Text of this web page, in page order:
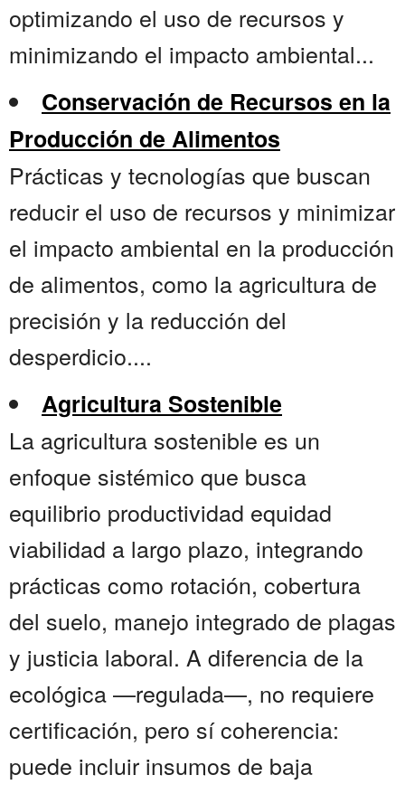
optimizando el uso de recursos y
minimizando el impacto ambiental...
Conservación de Recursos en la
Producción de Alimentos
Prácticas y tecnologías que buscan
reducir el uso de recursos y minimizar
el impacto ambiental en la producción
de alimentos, como la agricultura de
precisión y la reducción del
desperdicio....
Agricultura Sostenible
La agricultura sostenible es un
enfoque sistémico que busca
equilibrio productividad equidad
viabilidad a largo plazo, integrando
prácticas como rotación, cobertura
del suelo, manejo integrado de plagas
y justicia laboral. A diferencia de la
ecológica —regulada—, no requiere
certificación, pero sí coherencia:
puede incluir insumos de baja